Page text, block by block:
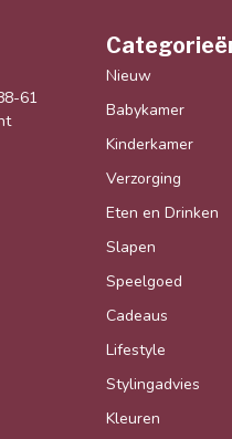
61
Nieuw
Babykamer
Kinderkamer
Verzorging
Eten en Drinken
Slapen
Speelgoed
Cadeaus
Lifestyle
Stylingadvies
Kleuren